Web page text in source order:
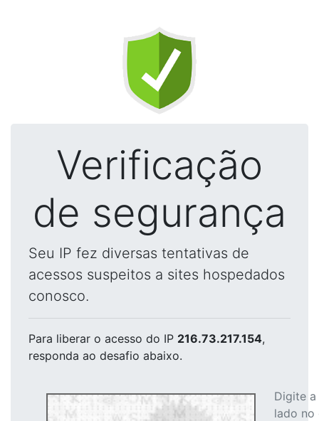
Verificação
de segurança
Seu IP fez diversas tentativas de
acessos suspeitos a sites hospedados
conosco.
Para liberar o acesso do IP 216.73.217.154,
responda ao desafio abaixo.
Digite
lado no